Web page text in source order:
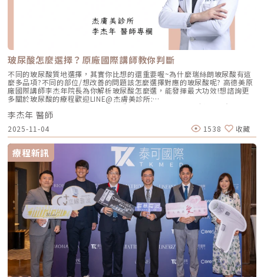
為什麼會植髮失敗？還有比植髮失敗更痛苦的事情嗎？為什麼在醫療技術這
麼進步的時代，還會出現植髮失敗的慘況，簡銘成醫師分享，有可能是下列
幾個因素導致植髮失敗：植髮失敗原因1：醫師、植髮團隊經驗不足當毛囊
離開身體的時間越久，存活率也會跟著下降，因此團隊的專業度及默契就顯
得格外重要，所以，在首盛的每一場植髮手術，簡銘成醫師都堅持安排足夠
的分髮師，因為分髮是需要高度的細心與專心，不能因為趕時間而求快，在
取髮的同時，分髮團隊也會同步開始分髮，加速植髮流程，提高毛囊存活
率。植髮失敗原因2：植髮密度判斷錯誤植髮密度是決定術後髮量的重要關
鍵，但許多診所並非植髮醫師親自諮詢、評估，恐導致植髮密度不足，效果
不彰。 簡銘成醫師分享：植髮手術，通常每平方公分種植70-80根就會有茂
密的視覺效果，但必須注意的是，雄性禿患者頭皮的血液循環較差，若種植
密度過高，反而會導致植入的毛囊無法吸收足夠養分，降低存活率。 因此
在進行植髮手術之前，一定要先找到專業的醫師，根據髮友的頭皮狀況進行
密度評估，調整合適的種植面積與毛囊株數規劃，才能達到最佳的植髮效
果。植髮失敗原因3：術後照護不佳植髮手術，除了專業的醫師團隊之外，
患者術後的保養也非常重要，每個環節都必須做到最好，才會是一場成功的
植髮。 植髮術後14天，種植區的毛囊才會穩固下來，主要是因為剛植入的
區域血管會比較脆弱，因此毛囊會需要約兩週的「毛囊穩固期」，在這兩週
的期間內，必須避免讓核心過於用力，以免尚未穩固的毛囊噴出或脫落。
除此之外，植髮手術也會留下微小的傷口，若沒有將結痂清除，恐影響毛囊
的生長，為了避免這樣的狀況產生，首盛診所在術後提供兩週的專業洗護療
程，患者可以根據自身需求選擇療程，讓頭皮維持最佳狀態。植髮失敗原因
4：沒有落實生髮對許多患者來說，生髮、植髮就像是選擇題，不想手術就
選生髮，想要更快看到改變就選植髮，但其實生髮、植髮必須同時並進相輔
相成。 植髮手術是從後枕部「永不落髮區」取出健康的毛囊植入落髮區，
因為基因的特性，所以後枕區的毛囊不會受到雄性賀爾蒙影響，會永遠在那
個地方；但是原本還殘留在上面的頭髮，還是有可能會繼續掉，這時就會出
現一種狀況：植髮區的頭髮越來越濃密茂盛，但原生髮的地方卻逐漸稀疏。
《點擊看完整文章介紹》文章轉載自「首盛診所-簡銘成醫師專欄」
玻尿酸怎麼選擇？原廠國際講師教你判斷
不同的玻尿酸質地選擇，其實你比想的還重要喔~為什麼瑞絲朗玻尿酸有這
麼多品項?不同的部位/想改善的問題該怎麼選擇對應的玻尿酸呢? 高德美原
廠國際講師李杰年院長為你解析玻尿酸怎麼選，能發揮最大功效!想諮詢更
多關於玻尿酸的療程歡迎LINE@杰膚美診所:
https://page.line.me/xhc2941b重點摘要：00:11 玻尿酸作用介紹00:47
玻尿酸分為三大類型02:09 迷思一、玻尿酸打哪裡都可以？02:36 迷思二、
打完下巴蘋果肌看起來怪怪的？03:30 迷思三、臉部鬆弛只能做拉皮嗎？
05:00 總結LINE官方帳號一對一咨詢👉https://reurl.cc/x3EQZN歡迎訂閱
我的頻道👉https://reurl.cc/nY51k8關注杰膚美診所FB👉
https://reurl.cc/XQljva杰膚美診所官網👉https://jfmskin.com/關注李杰
年醫師FB👉https://reurl.cc/Mzk0nm杰膚美診所地址：104台北市中山區
復興北路50號2樓電話：02-8772-6625
李杰年 醫師
2025-11-04 1538 收藏
療程新訊